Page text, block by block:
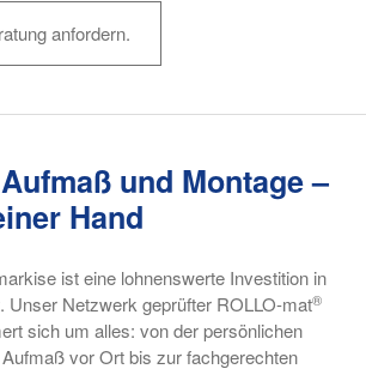
anfordern.
und Montage –
Hand
ist eine lohnenswerte Investition in
Unser Netzwerk geprüfter ROLLO-mat®
sich um alles: von der persönlichen
vor Ort bis zur fachgerechten